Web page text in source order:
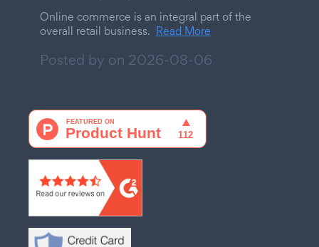
Online commerce is an integral part of the
overall retail business. Read More
Posted by on 2026-08-06